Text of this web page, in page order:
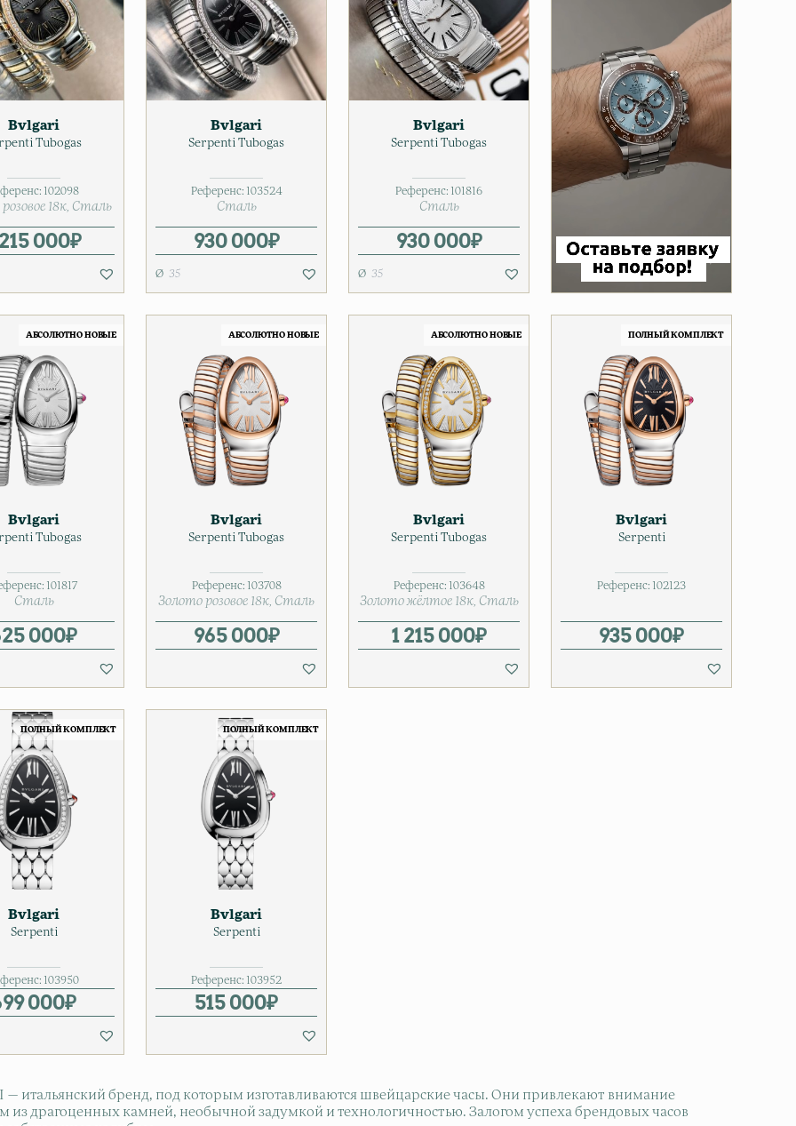
Bvlgari
Tubogas
102098
18к Сталь
000₽
Bvlgari
Serpenti Tubogas
Референс: 103524
Сталь
930 000₽
35
Bvlgari
Serpenti Tubogas
Референс: 101816
Сталь
930 000₽
35
АБСОЛЮТНО НОВЫЕ
Bvlgari
Tubogas
101817
Сталь
000₽
АБСОЛЮТНО НОВЫЕ
Bvlgari
Serpenti Tubogas
Референс: 103708
Золото розовое 18к Сталь
965 000₽
АБСОЛЮТНО НОВЫЕ
Bvlgari
Serpenti Tubogas
Референс: 103648
Золото жёлтое 18к Сталь
1 215 000₽
ПОЛНЫЙ КОМПЛЕКТ
Bvlgari
Serpenti
Референс: 102123
935 000₽
ПОЛНЫЙ КОМПЛЕКТ
Bvlgari
Serpenti
103950
000₽
ПОЛНЫЙ КОМПЛЕКТ
Bvlgari
Serpenti
Референс: 103952
515 000₽
— итальянский бренд, под которым изготавливаются швейцарские часы. Они привлекают внимание
из драгоценных камней, необычной задумкой и технологичностью. Залогом успеха брендовых часов